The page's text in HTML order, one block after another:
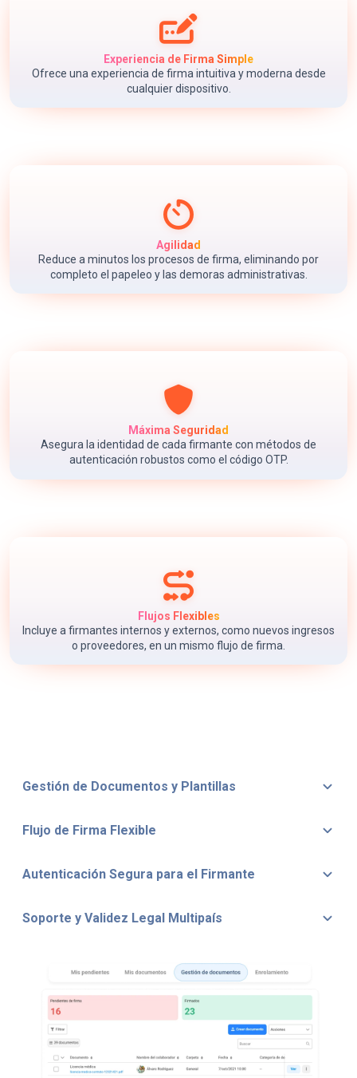
Experiencia de Firma Simple
Ofrece una experiencia de firma intuitiva y moderna desde
cualquier dispositivo.
Agilidad
Reduce a minutos los procesos de firma, eliminando por
completo el papeleo y las demoras administrativas.
Máxima Seguridad
Asegura la identidad de cada firmante con métodos de
autenticación robustos como el código OTP.
Flujos Flexibles
Incluye a firmantes internos y externos, como nuevos ingresos
o proveedores, en un mismo flujo de firma.
Gestión de Documentos y Plantillas
Flujo de Firma Flexible
Autenticación Segura para el Firmante
Soporte y Validez Legal Multipaís